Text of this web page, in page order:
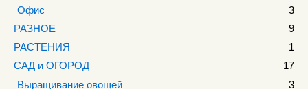
Офис
3
РАЗНОЕ
9
РАСТЕНИЯ
1
САД и ОГОРОД
17
Выращивание овощей
3